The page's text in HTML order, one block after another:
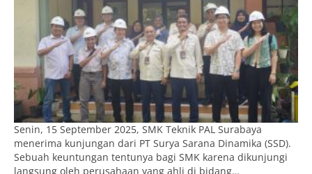
Senin, 15 September 2025, SMK Teknik PAL Surabaya
menerima kunjungan dari PT Surya Sarana Dinamika (SSD).
Sebuah keuntungan tentunya bagi SMK karena dikunjungi
langsung oleh perusahaan yang ahli di bidang…